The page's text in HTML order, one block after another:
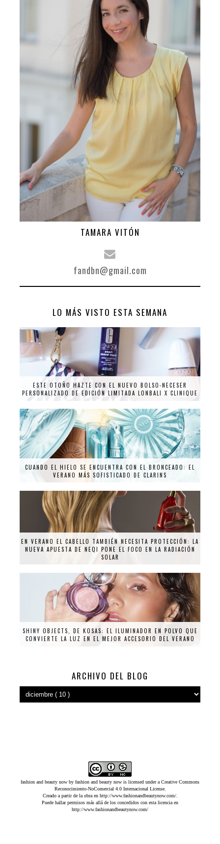
TAMARA VITÓN
fandbn@gmail.com
LO MÁS VISTO ESTA SEMANA
ESTE OTOÑO HAZTE CON EL NUEVO BOLSO-NECESER
PERSONALIZADO DE EDICIÓN LIMITADA LONBALI X CLINIQUE
CUANDO EL HIELO SE ENCUENTRA CON EL BRONCEADO: EL
VERANO MÁS SOFISTICADO DE CLARINS
EN VERANO EL CABELLO TAMBIÉN NECESITA PROTECCIÓN: LA
NUEVA APUESTA DE NEQI PONE EL FOCO EN LA RADIACIÓN
SOLAR
SHINY OBJECTS, DE KOSAS: EL ILUMINADOR EN POLVO QUE
CONVIERTE LA LUZ EN EL MEJOR ACCESORIO DEL VERANO
ARCHIVO DEL BLOG
fashion and beauty now by fashion and beauty now is licensed under aCreative Commons
Reconocimiento-NoComercial 4.0 Internacional License.
Creado a partir de la obra en http://www.fashionandbeautynow.com/.
Puede hallar permisos más allá de los concedidos con esta licencia en
http://www.fashionandbeautynow.com/